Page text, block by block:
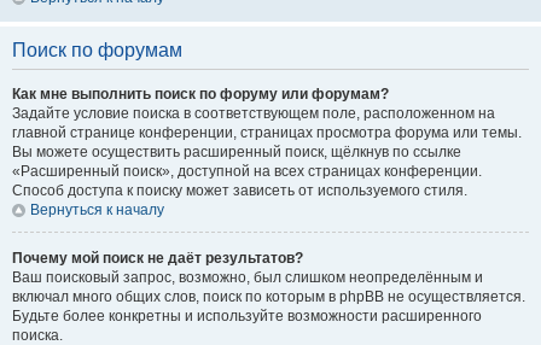
Поиск по форумам
Как мне выполнить поиск по форуму или форумам?
Задайте условие поиска в соответствующем поле, расположенном на
главной странице конференции, страницах просмотра форума или темы.
Вы можете осуществить расширенный поиск, щёлкнув по ссылке
«Расширенный поиск», доступной на всех страницах конференции.
Способ доступа к поиску может зависеть от используемого стиля.
Вернуться к началу
Почему мой поиск не даёт результатов?
Ваш поисковый запрос, возможно, был слишком неопределённым и
включал много общих слов, поиск по которым в phpBB не осуществляется.
Будьте более конкретны и используйте возможности расширенного
поиска.